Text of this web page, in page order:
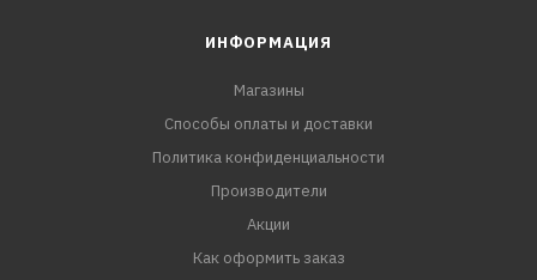
ИНФОРМАЦИЯ
Магазины
Способы оплаты и доставки
Политика конфиденциальности
Производители
Акции
Как оформить заказ